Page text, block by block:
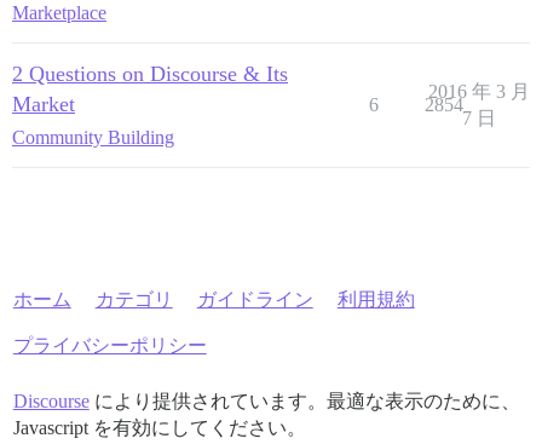
Marketplace
2 Questions on Discourse & Its
Market
Community Building
6 2854
2016 年 3 月
7 日
ホーム カテゴリ ガイドライン 利用規約
プライバシーポリシー
Discourseにより提供されています。最適な表示のために、
Javascript を有効にしてください。